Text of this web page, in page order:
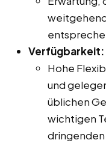
Verfügbarkeit:
Hohe
und
üblichen
wichtigen